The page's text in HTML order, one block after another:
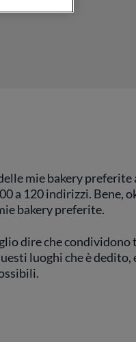
mie bakery
a 120 indirizzi. Bene,
bakery preferite.
dire che condividono
luoghi che è dedito,